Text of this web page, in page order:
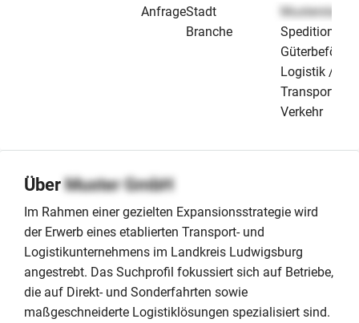
AnfrageStadt
Musterstadt
Branche
Speditionen /
Logistik /
Transport &
Verkehr
ÜberMuster GmbH
Im Rahmen einer gezielten Expansionsstrategie wird
der Erwerb eines etablierten Transport- und
Logistikunternehmens im Landkreis Ludwigsburg
angestrebt. Das Suchprofil fokussiert sich auf Betriebe,
die auf Direkt- und Sonderfahrten sowie
maßgeschneiderte Logistiklösungen spezialisiert sind.